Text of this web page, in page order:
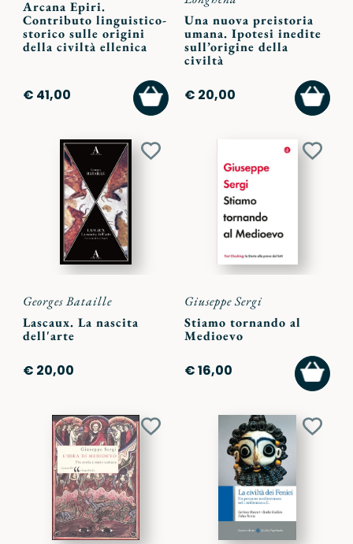
Arcana Epiri.
Contributo linguistico-
storico sulle origini
della civiltà ellenica
€ 41,00
AGGIUNGI
AL
CARRELLO
Una nuova preistoria
umana. Ipotesi inedite
sull’origine della
civiltà
€ 20,00
AL
Aggiungi
Georges Bataille
Lascaux. La nascita
dell'arte
€ 20,00
Giuseppe Sergi
Stiamo tornando al
Medioevo
€ 16,00
AL
Aggiungi